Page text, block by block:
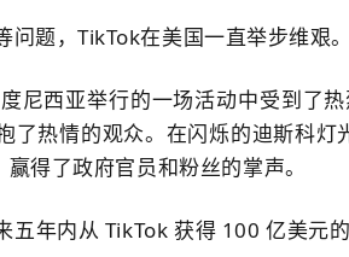
题，TikTok在美国一直举步维艰。
尼西亚举行的一场活动中受到了
了热情的观众。 在闪烁的迪斯科灯
得了政府官员和粉丝的掌声。
年内从 TikTok 获得 100 亿美元的